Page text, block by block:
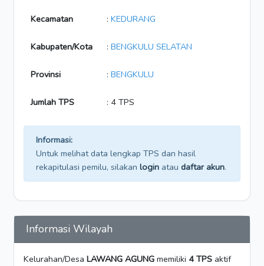
Kecamatan : KEDURANG
Kabupaten/Kota : BENGKULU SELATAN
Provinsi : BENGKULU
Jumlah TPS : 4 TPS
Informasi:
Untuk melihat data lengkap TPS dan hasil
rekapitulasi pemilu, silakan login atau daftar akun.
Informasi Wilayah
Kelurahan/Desa LAWANG AGUNG memiliki 4 TPS aktif